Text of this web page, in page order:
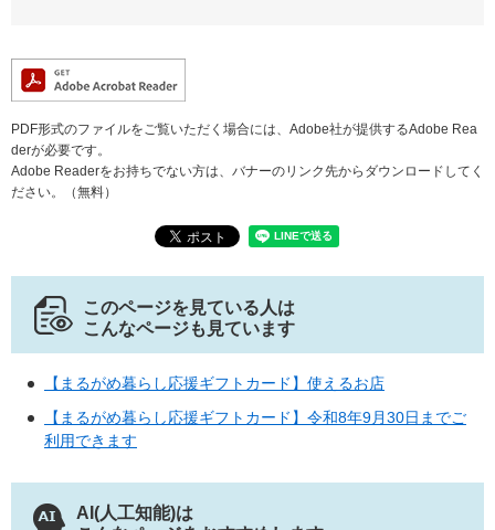
PDF形式のファイルをご覧いただく場合には、Adobe社が提供するAdobe Rea
derが必要です。
Adobe Readerをお持ちでない方は、バナーのリンク先からダウンロードしてく
ださい。（無料）
このページを見ている人は
こんなページも見ています
【まるがめ暮らし応援ギフトカード】使えるお店
【まるがめ暮らし応援ギフトカード】令和8年9月30日までご
利用できます
AI(人工知能)は